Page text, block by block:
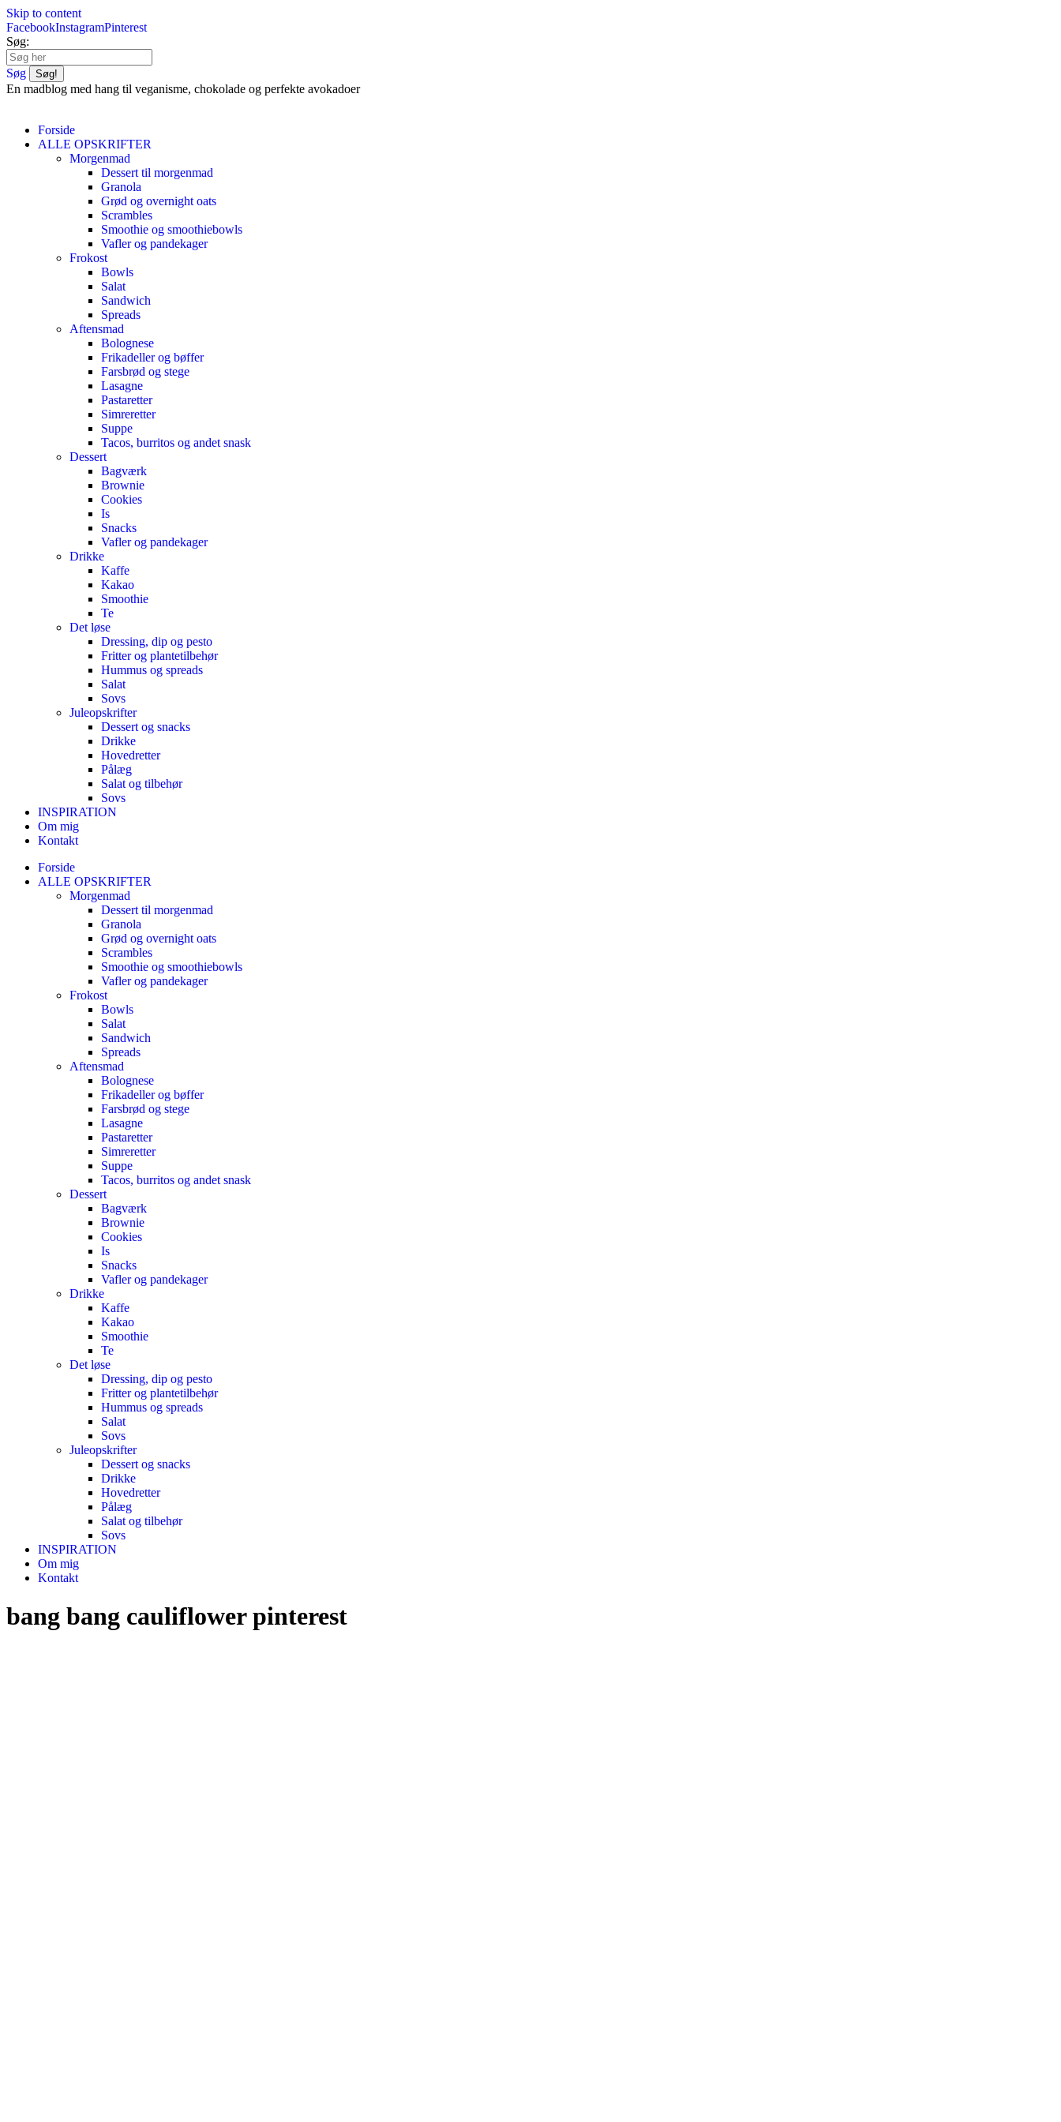
Skip to content
FacebookInstagramPinterest
Søg:
Søg
En madblog med hang til veganisme, chokolade og perfekte avokadoer
Forside
ALLE OPSKRIFTER
Morgenmad
Dessert til morgenmad
Granola
Grød og overnight oats
Scrambles
Smoothie og smoothiebowls
Vafler og pandekager
Frokost
Bowls
Salat
Sandwich
Spreads
Aftensmad
Bolognese
Frikadeller og bøffer
Farsbrød og stege
Lasagne
Pastaretter
Simreretter
Suppe
Tacos, burritos og andet snask
Dessert
Bagværk
Brownie
Cookies
Is
Snacks
Vafler og pandekager
Drikke
Kaffe
Kakao
Smoothie
Te
Det løse
Dressing, dip og pesto
Fritter og plantetilbehør
Hummus og spreads
Salat
Sovs
Juleopskrifter
Dessert og snacks
Drikke
Hovedretter
Pålæg
Salat og tilbehør
Sovs
INSPIRATION
Om mig
Kontakt
Forside
ALLE OPSKRIFTER
Morgenmad
Dessert til morgenmad
Granola
Grød og overnight oats
Scrambles
Smoothie og smoothiebowls
Vafler og pandekager
Frokost
Bowls
Salat
Sandwich
Spreads
Aftensmad
Bolognese
Frikadeller og bøffer
Farsbrød og stege
Lasagne
Pastaretter
Simreretter
Suppe
Tacos, burritos og andet snask
Dessert
Bagværk
Brownie
Cookies
Is
Snacks
Vafler og pandekager
Drikke
Kaffe
Kakao
Smoothie
Te
Det løse
Dressing, dip og pesto
Fritter og plantetilbehør
Hummus og spreads
Salat
Sovs
Juleopskrifter
Dessert og snacks
Drikke
Hovedretter
Pålæg
Salat og tilbehør
Sovs
INSPIRATION
Om mig
Kontakt
bang bang cauliflower pinterest